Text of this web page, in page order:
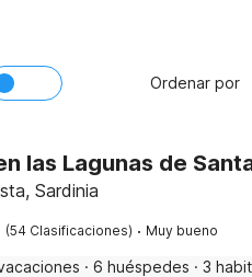
Ordenar por
las Lagunas de
Sardinia
(54 Clasificaciones) · Muy bueno
· 6 huéspedes · 3